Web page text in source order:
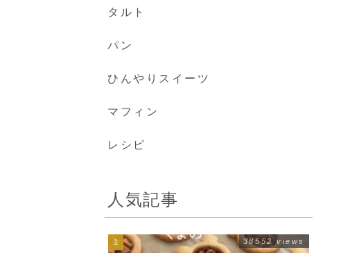
タルト
パン
ひんやりスイーツ
マフィン
レシピ
人気記事
38552 views